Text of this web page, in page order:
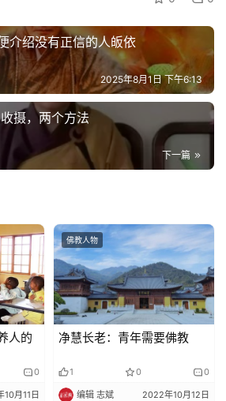
介绍没有正信的人皈依
2025年8月1日 下午6:13
摄，两个方法
下一篇
人的
0
10月11日
佛教人物
净慧长老：青年需要佛教
1 0 0
编辑 志斌 2022年10月12日